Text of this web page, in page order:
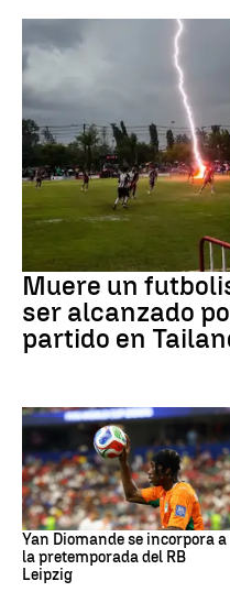
Muere un
ser alcanzado
partido en
Fútbol
Yan Diomande se incorpora a
la pretemporada del RB
Leipzig